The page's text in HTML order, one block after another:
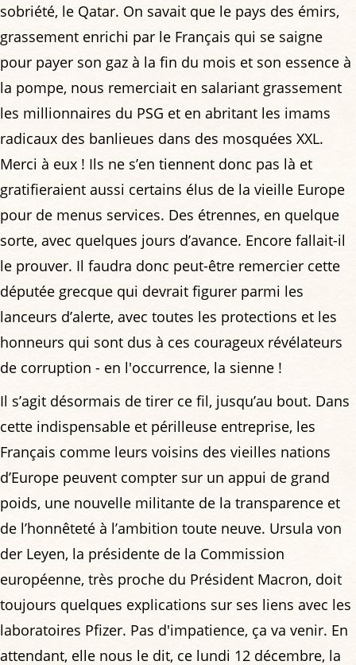
sobriété, le Qatar. On savait que le pays des émirs,
grassement enrichi par le Français qui se saigne
pour payer son gaz à la fin du mois et son essence à
la pompe, nous remerciait en salariant grassement
les millionnaires du PSG et en abritant les imams
radicaux des banlieues dans des mosquées XXL.
Merci à eux ! Ils ne s’en tiennent donc pas là et
gratifieraient aussi certains élus de la vieille Europe
pour de menus services. Des étrennes, en quelque
sorte, avec quelques jours d’avance. Encore fallait-il
le prouver. Il faudra donc peut-être remercier cette
députée grecque qui devrait figurer parmi les
lanceurs d’alerte, avec toutes les protections et les
honneurs qui sont dus à ces courageux révélateurs
de corruption - en l'occurrence, la sienne !
Il s’agit désormais de tirer ce fil, jusqu’au bout. Dans
cette indispensable et périlleuse entreprise, les
Français comme leurs voisins des vieilles nations
d’Europe peuvent compter sur un appui de grand
poids, une nouvelle militante de la transparence et
de l’honnêteté à l’ambition toute neuve. Ursula von
der Leyen, la présidente de la Commission
européenne, très proche du Président Macron, doit
toujours quelques explications sur ses liens avec les
laboratoires Pfizer. Pas d'impatience, ça va venir. En
attendant, elle nous le dit, ce lundi 12 décembre, la